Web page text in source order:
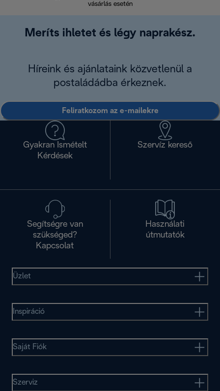
vásárlás esetén
Meríts ihletet és légy naprakész.
Híreink és ajánlataink közvetlenül a
postaládádba érkeznek.
Feliratkozom az e-mailekre
Gyakran Ismételt
Kérdések
Szervíz kereső
Segítségre van
szükséged?
Kapcsolat
Használati
útmutatók
Üzlet
Inspiráció
Saját Fiók
Szerviz